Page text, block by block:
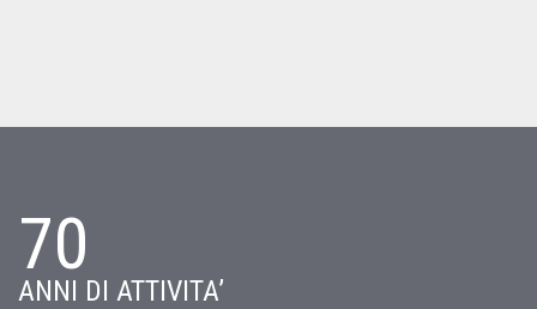
70
ANNI DI ATTIVITA’